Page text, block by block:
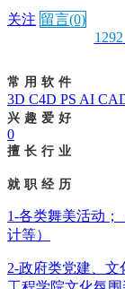
关注 留言(0)
1292
常用软件
3D C4D PS AI
兴趣爱好
0
擅长行业
就职经历
1-各类舞美活动；
计等）
2-政府类党建、